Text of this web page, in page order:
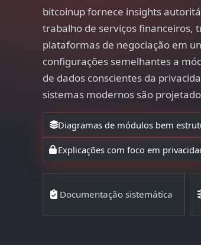
bitcoinup fornece insights
trabalho de serviços financeiros,
plataformas de negociação em
configurações semelhantes a
de dados conscientes da
sistemas modernos são
Diagramas de módulos bem
Explicações com foco em
Documentação sistemática